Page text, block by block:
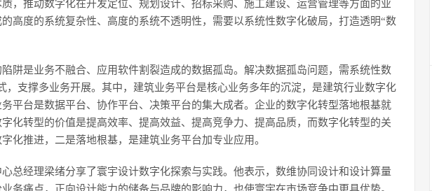
，推动数字化在开发定位、规划设计、招标采购、施工建设、运营管理等方面的业
高度的系统复杂性、高度的系统不透明性，需要以系统性数字化破局，打造透明“数
阱是业务不融合、应用软件割裂造成的数据孤岛。解决数据孤岛问题，需系统性数
，支撑多业务开展。其中，建筑业务平台是核心业务多年的沉淀，是建筑行业数字化
平台是数据平台、协作平台、决策平台的集大成者。企业的数字化转型落地根基就
化转型的价值是提高效率、提高效益、提高竞争力、提高品质，而数字化转型的关
化推进，二是落地根基，是建筑业务平台加专业应用。
总经理梁绪分享了寰宇设计数字化探索与实践。他表示，数维协同设计和设计算量